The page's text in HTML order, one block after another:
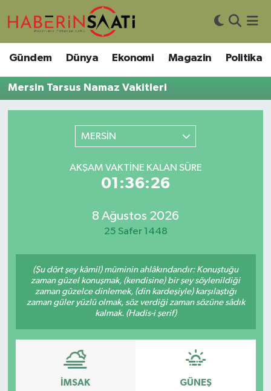
Gündem Dünya Ekonomi Magazin Politika
Mersin Tarsus Namaz Vakitleri
MERSİN
AKŞAM VAKTINE KALAN SÜRE
01:36:26
8 Ağustos 2026
25 Safer 1448
(Şu dört şey kâmil) müminin ahlâkındandır: Konuştuğu
zaman güzel konuşmak, (kendisine) bir şey söylenildiği
zaman güzelce dinlemek, (din kardeşiyle) karşılaştığı
zaman güler yüzlü olmak, söz verdiği zaman sözüne sâdık
kalmak. (Hadis-i şerif)
İMSAK GÜNEŞ
Asayiş
Bilim ve Teknoloji
DIŞ HABER
Gündem
Kültür-Sanat
Magazin
Nöbetçi Eczaneler
Hava Durumu
Süper Lig Puan Durumu ve Fikstür
Tüm Manşetler